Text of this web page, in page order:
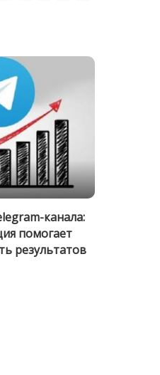
канала:
помогает
результатов